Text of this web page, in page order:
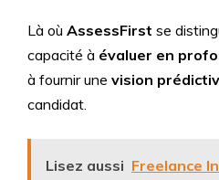
Là où AssessFirst se
capacité à évaluer en
à fournir une vision
candidat.
Lisez aussi Freelance